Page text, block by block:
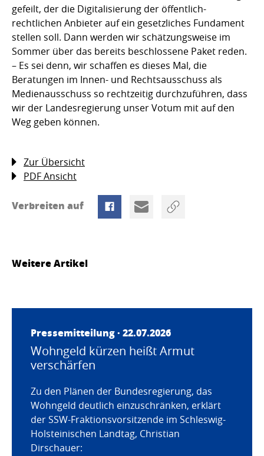
gefeilt, der die Digitalisierung der öffentlich-
rechtlichen Anbieter auf ein gesetzliches Fundament
stellen soll. Dann werden wir schätzungsweise im
Sommer über das bereits beschlossene Paket reden.
– Es sei denn, wir schaffen es dieses Mal, die
Beratungen im Innen- und Rechtsausschuss als
Medienausschuss so rechtzeitig durchzuführen, dass
wir der Landesregierung unser Votum mit auf den
Weg geben können.
Zur Übersicht
PDF Ansicht
Verbreiten auf
Weitere Artikel
Pressemitteilung · 22.07.2026
Wohngeld kürzen heißt Armut
verschärfen
Zu den Plänen der Bundesregierung, das
Wohngeld deutlich einzuschränken, erklärt
der SSW-Fraktionsvorsitzende im Schleswig-
Holsteinischen Landtag, Christian
Dirschauer: